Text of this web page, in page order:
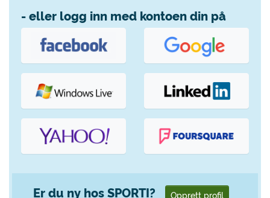
- eller logg inn med kontoen din på
Er du ny hos SPORTI? Opprett profil